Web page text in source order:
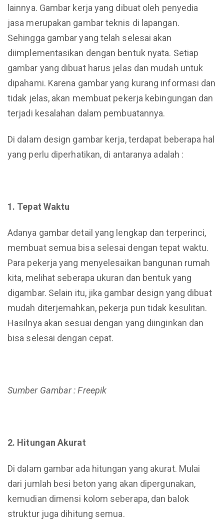
lainnya. Gambar kerja yang dibuat oleh penyedia
jasa merupakan gambar teknis di lapangan.
Sehingga gambar yang telah selesai akan
diimplementasikan dengan bentuk nyata. Setiap
gambar yang dibuat harus jelas dan mudah untuk
dipahami. Karena gambar yang kurang informasi dan
tidak jelas, akan membuat pekerja kebingungan dan
terjadi kesalahan dalam pembuatannya.
Di dalam design gambar kerja, terdapat beberapa hal
yang perlu diperhatikan, di antaranya adalah :
1. Tepat Waktu
Adanya gambar detail yang lengkap dan terperinci,
membuat semua bisa selesai dengan tepat waktu.
Para pekerja yang menyelesaikan bangunan rumah
kita, melihat seberapa ukuran dan bentuk yang
digambar. Selain itu, jika gambar design yang dibuat
mudah diterjemahkan, pekerja pun tidak kesulitan.
Hasilnya akan sesuai dengan yang diinginkan dan
bisa selesai dengan cepat.
Sumber Gambar : Freepik
2. Hitungan Akurat
Di dalam gambar ada hitungan yang akurat. Mulai
dari jumlah besi beton yang akan dipergunakan,
kemudian dimensi kolom seberapa, dan balok
struktur juga dihitung semua.